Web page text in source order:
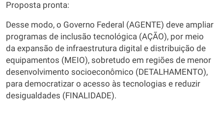
Proposta pronta:
Desse modo, o Governo Federal (AGENTE) deve ampliar
programas de inclusão tecnológica (AÇÃO), por meio
da expansão de infraestrutura digital e distribuição de
equipamentos (MEIO), sobretudo em regiões de menor
desenvolvimento socioeconômico (DETALHAMENTO),
para democratizar o acesso às tecnologias e reduzir
desigualdades (FINALIDADE).